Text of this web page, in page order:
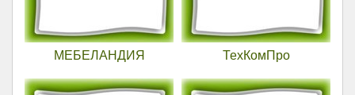
МЕБЕЛАНДИЯ ТехКомПро